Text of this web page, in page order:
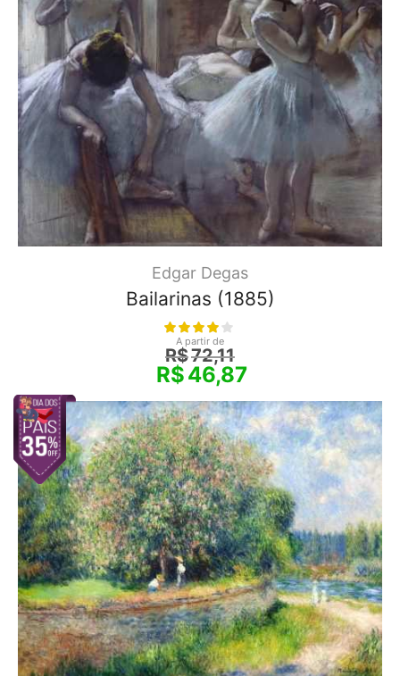
Edgar Degas
Bailarinas (1885)
A partir de
R$72,11
R$46,87